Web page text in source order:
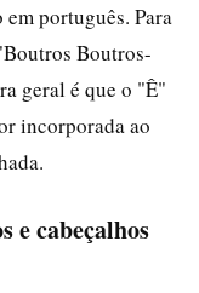
português. Para
Boutros-
geral é que o "Ê"
incorporada ao
e cabeçalhos